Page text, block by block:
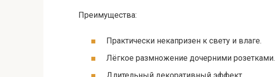
Преимущества:
Практически некапризен к свету и влаге.
Лёгкое размножение дочерними розетками.